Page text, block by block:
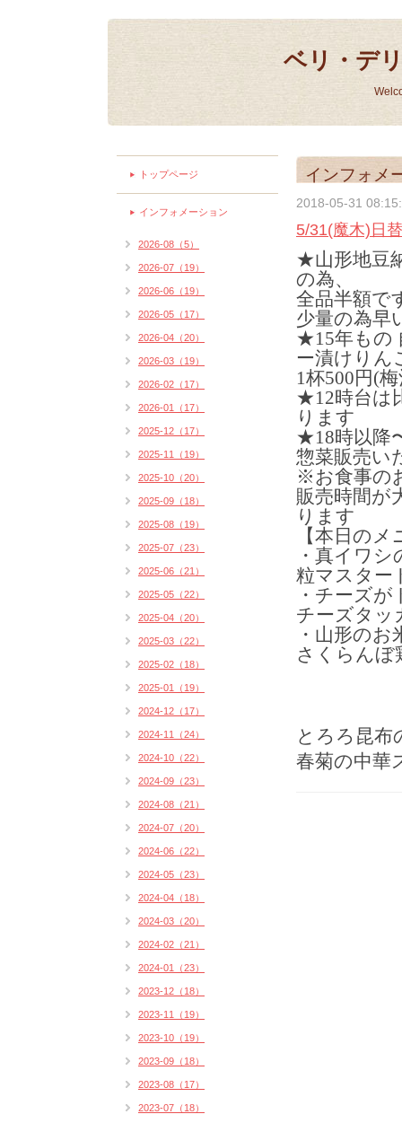
ベリ・デ
インフォメ
2018-05-31
5/31(魔木)日
★山形地豆
の為、
全品半額で
少量の為早
★15年もの
ー漬けりん
1杯500円(
★12時台は
ります
★18時以降
惣菜販売い
※お食事の
販売時間が
ります
【本日の
・真イワ
粒マスター
・チーズ
チーズタッ
・山形の
さくらんぼ
とろろ昆布
春菊の中華
トップページ
インフォメーション
2026-08（5）
2026-07（19）
2026-06（19）
2026-05（17）
2026-04（20）
2026-03（19）
2026-02（17）
2026-01（17）
2025-12（17）
2025-11（19）
2025-10（20）
2025-09（18）
2025-08（19）
2025-07（23）
2025-06（21）
2025-05（22）
2025-04（20）
2025-03（22）
2025-02（18）
2025-01（19）
2024-12（17）
2024-11（24）
2024-10（22）
2024-09（23）
2024-08（21）
2024-07（20）
2024-06（22）
2024-05（23）
2024-04（18）
2024-03（20）
2024-02（21）
2024-01（23）
2023-12（18）
2023-11（19）
2023-10（19）
2023-09（18）
2023-08（17）
2023-07（18）